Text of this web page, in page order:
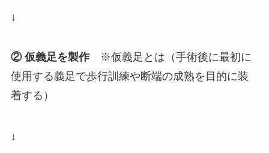
↓
② 仮義足を製作
※仮義足とは（手術後に最初に
使用する義足で歩行訓練や断端の成熟を目的に装
着する）
↓